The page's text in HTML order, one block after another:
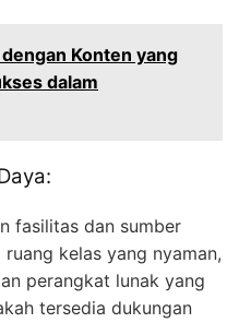
Konten yang
dalam
fasilitas dan sumber
kelas yang nyaman,
perangkat lunak yang
tersedia dukungan